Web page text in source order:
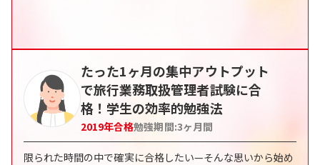
たった1ヶ月の集中アウトプット
で旅行業務取扱管理者試験に合
格！学生の効率的勉強法
2019年合格勉強期間:3ヶ月間
限られた時間の中で確実に合格したい—そんな思いから始め